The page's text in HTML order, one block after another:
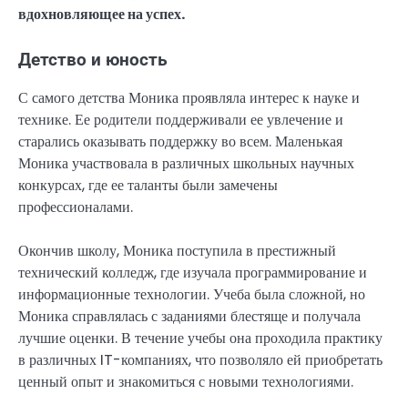
вдохновляющее на успех.
Детство и юность
С самого детства Моника проявляла интерес к науке и
технике. Ее родители поддерживали ее увлечение и
старались оказывать поддержку во всем. Маленькая
Моника участвовала в различных школьных научных
конкурсах, где ее таланты были замечены
профессионалами.
Окончив школу, Моника поступила в престижный
технический колледж, где изучала программирование и
информационные технологии. Учеба была сложной, но
Моника справлялась с заданиями блестяще и получала
лучшие оценки. В течение учебы она проходила практику
в различных IT-компаниях, что позволяло ей приобретать
ценный опыт и знакомиться с новыми технологиями.